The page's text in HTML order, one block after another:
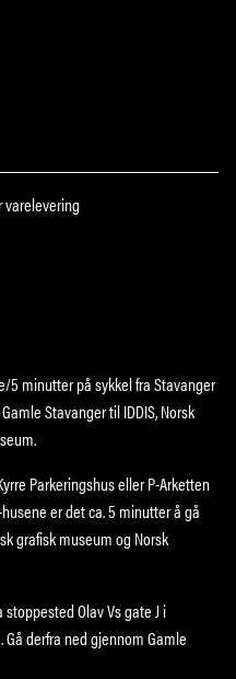
varelevering
5 minutter på sykkel fra Stavanger
Stavanger til IDDIS, Norsk
Parkeringshus eller P-Arketten
er det ca. 5 minutter å gå
grafisk museum og Norsk
stoppested Olav Vs gate J i
derfra ned gjennom Gamle